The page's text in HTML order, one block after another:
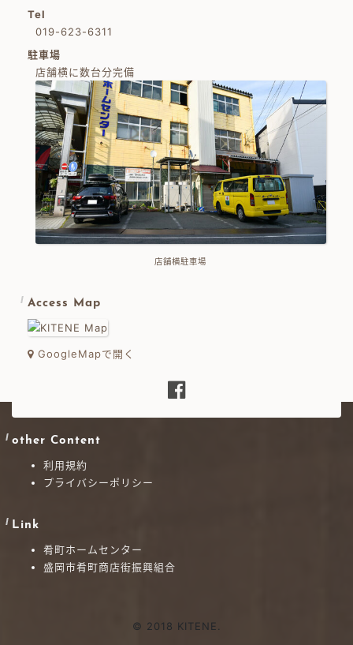
Tel
019-623-6311
駐車場
店舗横に数台分完備
店舗横駐車場
Access Map
GoogleMapで開く
other Content
利用規約
プライバシーポリシー
Link
肴町ホームセンター
盛岡市肴町商店街振興組合
© 2018 KITENE.